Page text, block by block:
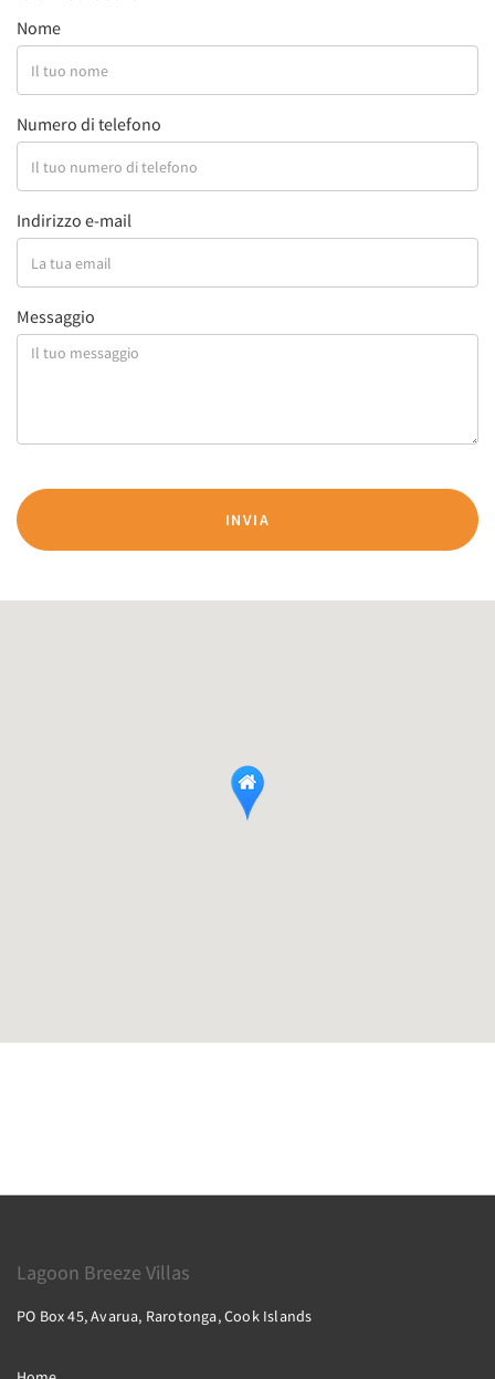
Nome
Numero di telefono
Indirizzo e-mail
Messaggio
Lagoon Breeze Villas
PO Box 45, Avarua, Rarotonga, Cook Islands